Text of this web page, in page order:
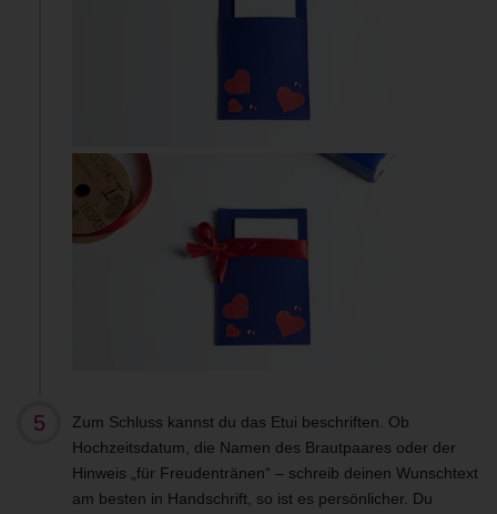
Zum Schluss kannst du das Etui beschriften. Ob
Hochzeitsdatum, die Namen des Brautpaares oder der
Hinweis „für Freudentränen“ – schreib deinen Wunschtext
am besten in Handschrift, so ist es persönlicher. Du